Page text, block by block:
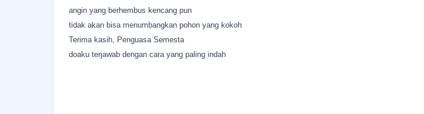
angin yang berhembus kencang pun
tidak akan bisa menumbangkan pohon yang kokoh
Terima kasih, Penguasa Semesta
doaku terjawab dengan cara yang paling indah